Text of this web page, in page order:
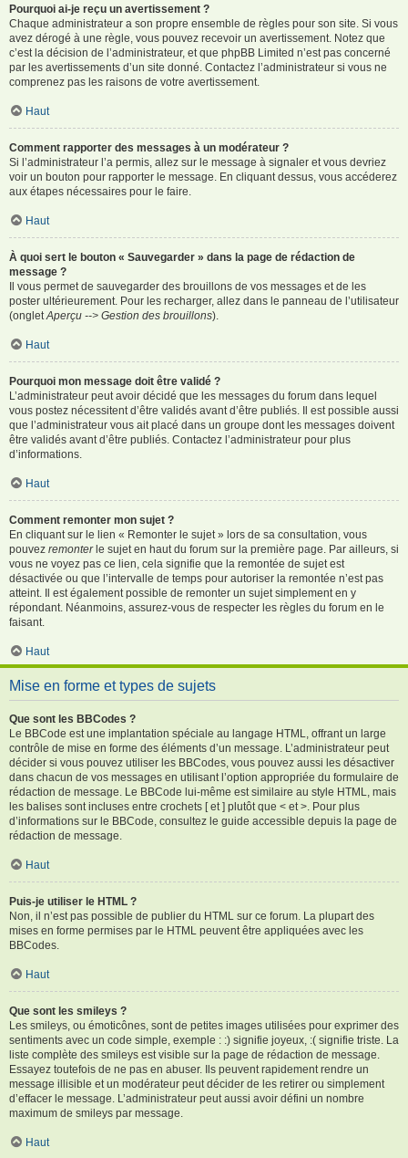
Pourquoi ai-je reçu un avertissement ?
Chaque administrateur a son propre ensemble de règles pour son site. Si vous
avez dérogé à une règle, vous pouvez recevoir un avertissement. Notez que
c’est la décision de l’administrateur, et que phpBB Limited n’est pas concerné
par les avertissements d’un site donné. Contactez l’administrateur si vous ne
comprenez pas les raisons de votre avertissement.
Haut
Comment rapporter des messages à un modérateur ?
Si l’administrateur l’a permis, allez sur le message à signaler et vous devriez
voir un bouton pour rapporter le message. En cliquant dessus, vous accéderez
aux étapes nécessaires pour le faire.
Haut
À quoi sert le bouton « Sauvegarder » dans la page de rédaction de
message ?
Il vous permet de sauvegarder des brouillons de vos messages et de les
poster ultérieurement. Pour les recharger, allez dans le panneau de l’utilisateur
(onglet Aperçu --> Gestion des brouillons).
Haut
Pourquoi mon message doit être validé ?
L’administrateur peut avoir décidé que les messages du forum dans lequel
vous postez nécessitent d’être validés avant d’être publiés. Il est possible aussi
que l’administrateur vous ait placé dans un groupe dont les messages doivent
être validés avant d’être publiés. Contactez l’administrateur pour plus
d’informations.
Haut
Comment remonter mon sujet ?
En cliquant sur le lien « Remonter le sujet » lors de sa consultation, vous
pouvez remonterle sujet en haut du forum sur la première page. Par ailleurs, si
vous ne voyez pas ce lien, cela signifie que la remontée de sujet est
désactivée ou que l’intervalle de temps pour autoriser la remontée n’est pas
atteint. Il est également possible de remonter un sujet simplement en y
répondant. Néanmoins, assurez-vous de respecter les règles du forum en le
faisant.
Haut
Mise en forme et types de sujets
Que sont les BBCodes ?
Le BBCode est une implantation spéciale au langage HTML, offrant un large
contrôle de mise en forme des éléments d’un message. L’administrateur peut
décider si vous pouvez utiliser les BBCodes, vous pouvez aussi les désactiver
dans chacun de vos messages en utilisant l’option appropriée du formulaire de
rédaction de message. Le BBCode lui-même est similaire au style HTML, mais
les balises sont incluses entre crochets [ et ] plutôt que < et >. Pour plus
d’informations sur le BBCode, consultez le guide accessible depuis la page de
rédaction de message.
Haut
Puis-je utiliser le HTML ?
Non, il n’est pas possible de publier du HTML sur ce forum. La plupart des
mises en forme permises par le HTML peuvent être appliquées avec les
BBCodes.
Haut
Que sont les smileys ?
Les smileys, ou émoticônes, sont de petites images utilisées pour exprimer des
sentiments avec un code simple, exemple : :) signifie joyeux, :( signifie triste. La
liste complète des smileys est visible sur la page de rédaction de message.
Essayez toutefois de ne pas en abuser. Ils peuvent rapidement rendre un
message illisible et un modérateur peut décider de les retirer ou simplement
d’effacer le message. L’administrateur peut aussi avoir défini un nombre
maximum de smileys par message.
Haut